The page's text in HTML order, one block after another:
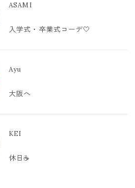
ASAMI
入学式・卒業式コーデ🤍
Ayu
大阪へ
KEI
休日☕️